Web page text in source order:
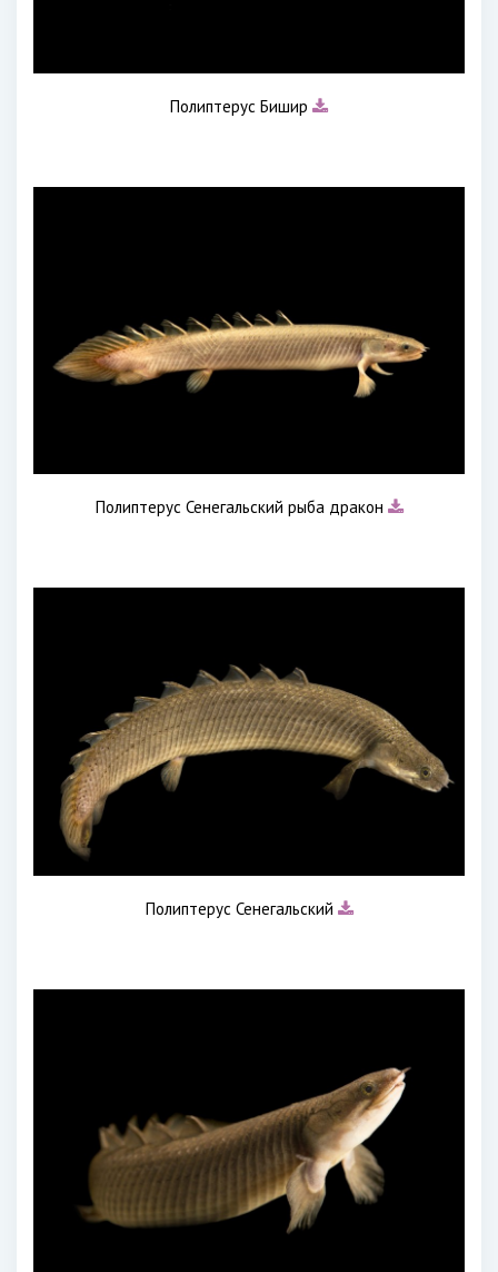
Полиптерус Бишир
Полиптерус Сенегальский рыба дракон
Полиптерус Сенегальский